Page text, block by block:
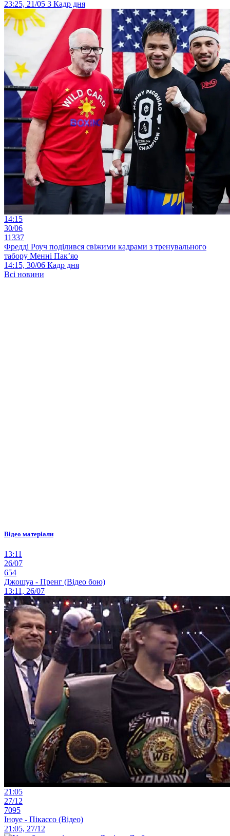
23:25, 21/05 3 Кадр дня
14:15
30/06
11337
Фредді Роуч поділився свіжими кадрами з тренувального
табору Менні Пак’яо
14:15, 30/06 Кадр дня
Всі новини
Відео матеріали
13:11
26/07
654
Джошуа - Пренг (Відео бою)
13:11, 26/07
21:05
27/12
7095
Іноуе - Пікассо (Відео)
21:05, 27/12